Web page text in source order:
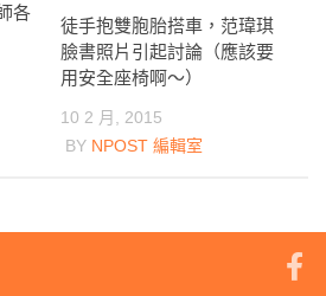
各
徒手抱雙胞胎搭車，范瑋琪
臉書照片引起討論（應該要
用安全座椅啊～）
10 2 月, 2015
BY NPOST 編輯室